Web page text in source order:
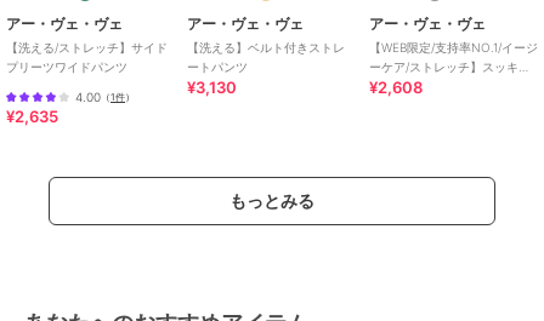
アー・ヴェ・ヴェ
【洗える/ストレッチ】サイド
プリーツワイドパンツ
4.00 （1件）
¥2,635
アー・ヴェ・ヴェ
【洗える】ベルト付きストレ
ートパンツ
¥3,130
アー・ヴェ・ヴェ
【WEB限定/支持率NO.1/イージ
ーケア/ストレッチ】スッキリ
見えテーパードパンツ
¥2,608
もっとみる